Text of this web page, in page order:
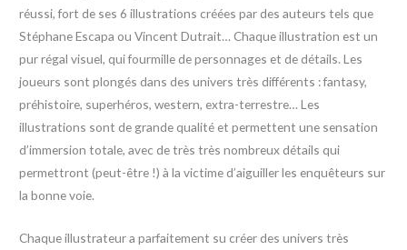
réussi, fort de ses 6 illustrations créées par des auteurs tels que
Stéphane Escapa ou Vincent Dutrait… Chaque illustration est un
pur régal visuel, qui fourmille de personnages et de détails. Les
joueurs sont plongés dans des univers très différents : fantasy,
préhistoire, superhéros, western, extra-terrestre… Les
illustrations sont de grande qualité et permettent une sensation
d’immersion totale, avec de très très nombreux détails qui
permettront (peut-être !) à la victime d’aiguiller les enquêteurs sur
la bonne voie.
Chaque illustrateur a parfaitement su créer des univers très